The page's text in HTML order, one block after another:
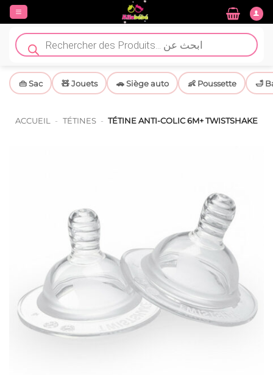
Passer
contenu
Recherche
de
produits
👜 Sac 🧸 Jouets 🚗 Siège auto 👶 Poussette 🛁
ACCUEIL - TÉTINES - TÉTINE ANTI-COLIC 6M+ TWISTSHAKE